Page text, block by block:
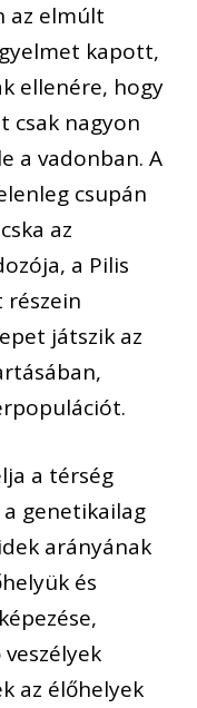
az elmúlt
kapott,
ellenére, hogy
csak nagyon
a vadonban. A
csupán
az
a Pilis
részein
játszik az
a térség
genetikailag
arányának
és
az élőhelyek